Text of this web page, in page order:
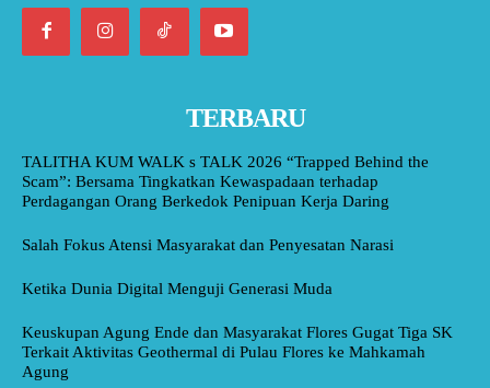
TERBARU
TALITHA KUM WALK s TALK 2026 “Trapped Behind the
Scam”: Bersama Tingkatkan Kewaspadaan terhadap
Perdagangan Orang Berkedok Penipuan Kerja Daring
Salah Fokus Atensi Masyarakat dan Penyesatan Narasi
Ketika Dunia Digital Menguji Generasi Muda
Keuskupan Agung Ende dan Masyarakat Flores Gugat Tiga SK
Terkait Aktivitas Geothermal di Pulau Flores ke Mahkamah
Agung